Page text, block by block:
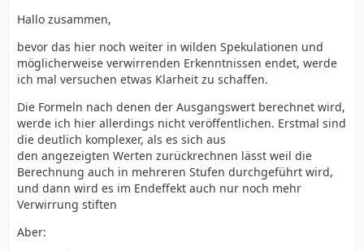
Hallo zusammen,
bevor das hier noch weiter in wilden Spekulationen und
möglicherweise verwirrenden Erkenntnissen endet, werde
ich mal versuchen etwas Klarheit zu schaffen.
Die Formeln nach denen der Ausgangswert berechnet wird,
werde ich hier allerdings nicht veröffentlichen. Erstmal sind
die deutlich komplexer, als es sich aus
den angezeigten Werten zurückrechnen lässt weil die
Berechnung auch in mehreren Stufen durchgeführt wird,
und dann wird es im Endeffekt auch nur noch mehr
Verwirrung stiften
Aber: